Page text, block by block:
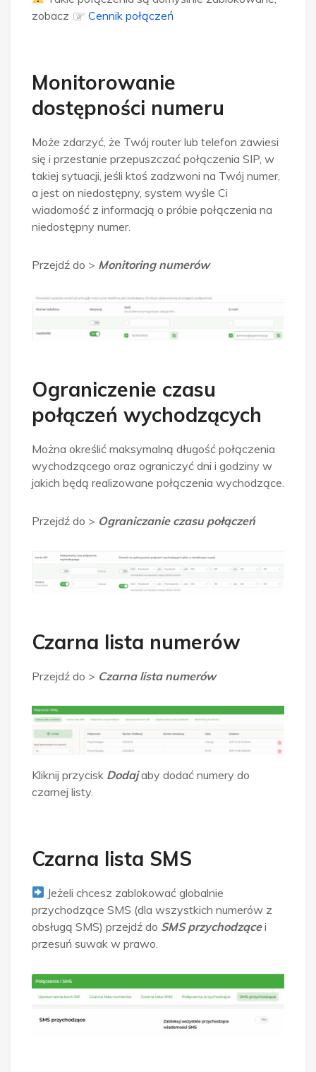
zobacz
Cennik połączeń
Monitorowanie
dostępności numeru
Może zdarzyć, że Twój router lub telefon zawiesi
się i przestanie przepuszczać połączenia SIP, w
takiej sytuacji, jeśli ktoś zadzwoni na Twój numer,
a jest on niedostępny, system wyśle Ci
wiadomość z informacją o próbie połączenia na
niedostępny numer.
Przejdź do > Monitoring numerów
Ograniczenie czasu
połączeń wychodzących
Można określić maksymalną długość połączenia
wychodzącego oraz ograniczyć dni i godziny w
jakich będą realizowane połączenia wychodzące.
Przejdź do > Ograniczanie czasu połączeń
Czarna lista numerów
Przejdź do > Czarna lista numerów
Kliknij przycisk Dodajaby dodać numery do
czarnej listy.
Czarna lista SMS
Jeżeli chcesz zablokować globalnie
przychodzące SMS (dla wszystkich numerów z
obsługą SMS) przejdź do SMS przychodzącei
przesuń suwak w prawo.